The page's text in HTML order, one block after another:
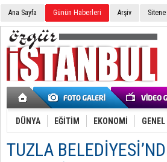
Ana Sayfa Günün Haberleri Arşiv
DÜNYA EĞİTİM EKONOMİ GENEL
TUZLA